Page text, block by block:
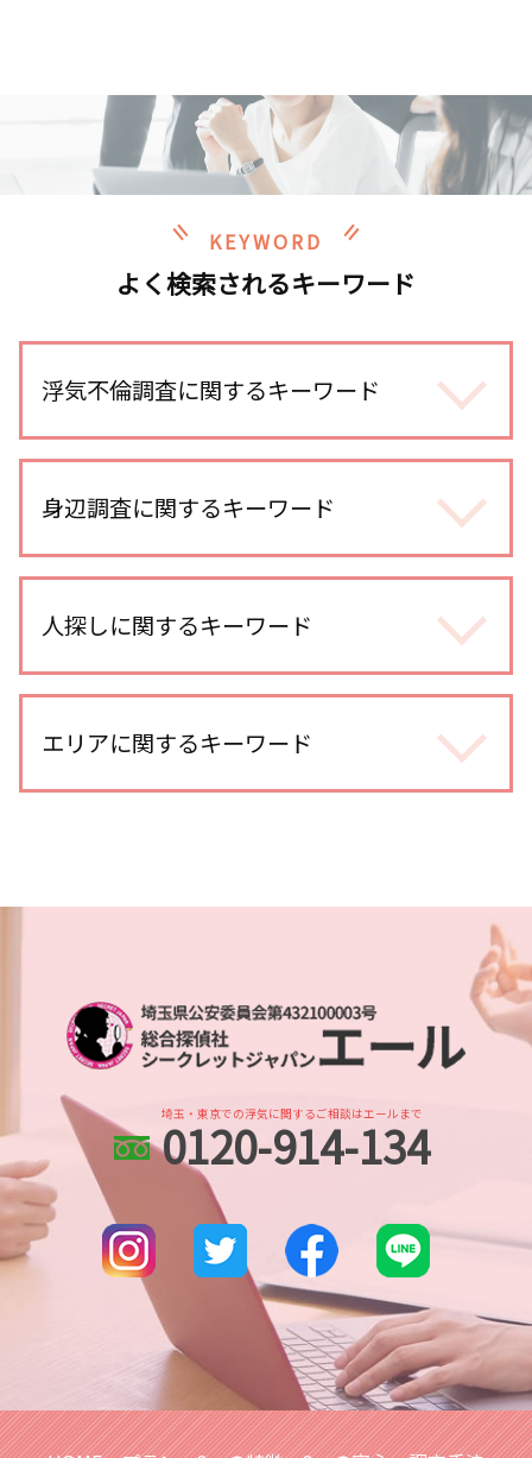
KEYWORD
よく検索されるキーワード
浮気不倫調査に関するキーワード
浮気調査 訴える
浮気調査 スマホ
浮気調査 費用
不倫調査 スマホ 位置情報
エアタグ 浮気調査
浮気 割合
不倫調査 訴える
社内不倫 きっかけ
浮気 する 女 特徴
身辺調査に関するキーワード
身辺調査 大企業
身辺調査 違法
身辺調査 いくら
身辺調査 意味
身辺調査 依頼
ストーカー被害 探偵
身辺調査 どうやって
身辺調査 結婚 どこまで
婚前調査 費用
人探しに関するキーワード
出会い工作 探偵
行方不明 人探し 調査
人探し どうしたら
人探し 安否確認
行方不明 必要な情報
家出調査
人探し どこまで
人探し 名前も わからない
探偵 人探し どのくらい
家出調査 人探し
家出調査 必要な情報
調査依頼
人探し 方法 sns
エリアに関するキーワード
さいたま新都心 浮気不倫調査
本川越的場 人探し
川越市 身辺調査
土呂 身辺調査
さいたま市 浮気不倫調査
浦和 浮気不倫調査
越谷市 身辺調査
越谷レイクタウン 人探し
川越 浮気不倫調査
北与野 浮気不倫調査
川越 身辺調査
埼玉県 ストーカー被害 対策
武蔵浦和 浮気不倫調査
北与野 身辺調査
浦和 身辺調査
埼玉・東京での浮気に関するご相談はエールまで
0120-914-134